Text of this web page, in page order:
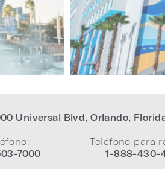
Universal Blvd,Orlando,
7000
Teléfono para
1-888-430-